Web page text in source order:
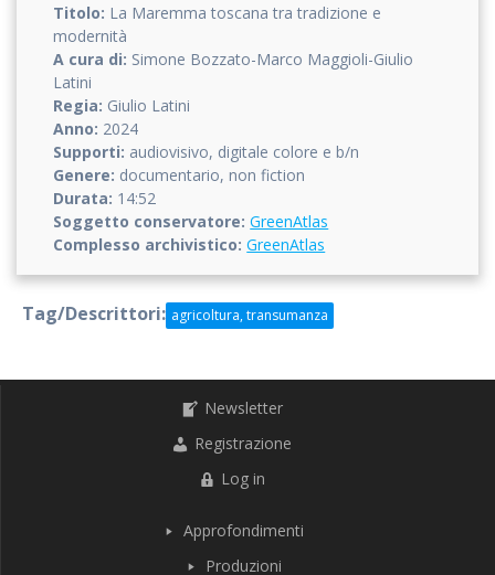
Titolo: La Maremma toscana tra tradizione e
modernità
A cura di: Simone Bozzato-Marco Maggioli-Giulio
Latini
Regia: Giulio Latini
Anno: 2024
Supporti: audiovisivo, digitale colore e b/n
Genere: documentario, non fiction
Durata: 14:52
Soggetto conservatore:GreenAtlas
Complesso archivistico:GreenAtlas
Tag/Descrittori: agricoltura, transumanza
Newsletter
Registrazione
Log in
Approfondimenti
Produzioni